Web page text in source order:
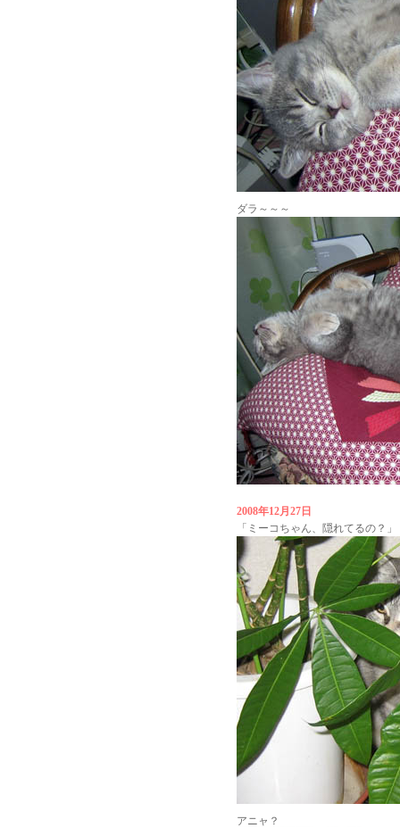
ダラ～～～
2008年12月27日
「ミーコちゃん、隠れてるの？」
アニャ？